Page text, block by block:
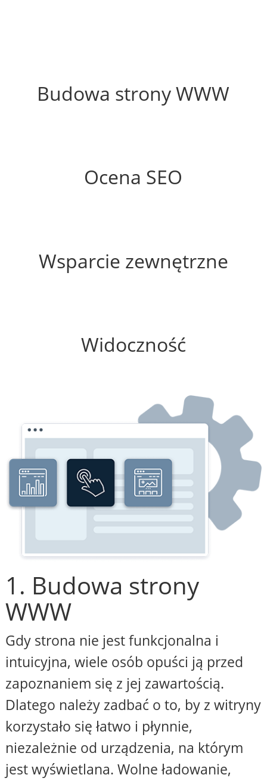
Budowa strony WWW
Ocena SEO
Wsparcie zewnętrzne
Widoczność
1. Budowa strony
WWW
Gdy strona nie jest funkcjonalna i
intuicyjna, wiele osób opuści ją przed
zapoznaniem się z jej zawartością.
Dlatego należy zadbać o to, by z witryny
korzystało się łatwo i płynnie,
niezależnie od urządzenia, na którym
jest wyświetlana. Wolne ładowanie,